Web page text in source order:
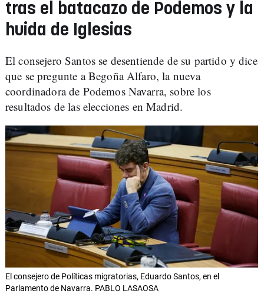
tras el batacazo de Podemos y la
huida de Iglesias
El consejero Santos se desentiende de su partido y dice
que se pregunte a Begoña Alfaro, la nueva
coordinadora de Podemos Navarra, sobre los
resultados de las elecciones en Madrid.
El consejero de Políticas migratorias, Eduardo Santos, en el
Parlamento de Navarra. PABLO LASAOSA